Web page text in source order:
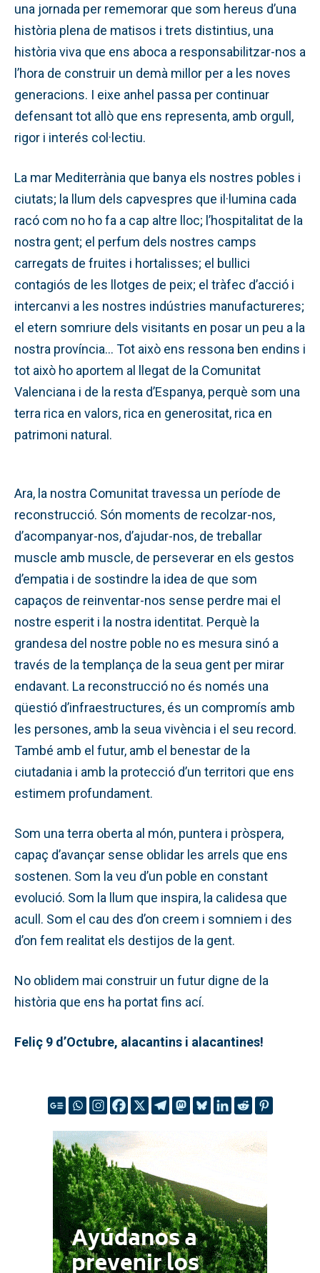
una jornada per rememorar que som hereus d’una
història plena de matisos i trets distintius, una
història viva que ens aboca a responsabilitzar-nos a
l’hora de construir un demà millor per a les noves
generacions. I eixe anhel passa per continuar
defensant tot allò que ens representa, amb orgull,
rigor i interés col·lectiu.
La mar Mediterrània que banya els nostres pobles i
ciutats; la llum dels capvespres que il·lumina cada
racó com no ho fa a cap altre lloc; l’hospitalitat de la
nostra gent; el perfum dels nostres camps
carregats de fruites i hortalisses; el bullici
contagiós de les llotges de peix; el tràfec d’acció i
intercanvi a les nostres indústries manufactureres;
el etern somriure dels visitants en posar un peu a la
nostra província… Tot això ens ressona ben endins i
tot això ho aportem al llegat de la Comunitat
Valenciana i de la resta d’Espanya, perquè som una
terra rica en valors, rica en generositat, rica en
patrimoni natural.
Ara, la nostra Comunitat travessa un període de
reconstrucció. Són moments de recolzar-nos,
d’acompanyar-nos, d’ajudar-nos, de treballar
muscle amb muscle, de perseverar en els gestos
d’empatia i de sostindre la idea de que som
capaços de reinventar-nos sense perdre mai el
nostre esperit i la nostra identitat. Perquè la
grandesa del nostre poble no es mesura sinó a
través de la templança de la seua gent per mirar
endavant. La reconstrucció no és només una
qüestió d’infraestructures, és un compromís amb
les persones, amb la seua vivència i el seu record.
També amb el futur, amb el benestar de la
ciutadania i amb la protecció d’un territori que ens
estimem profundament.
Som una terra oberta al món, puntera i pròspera,
capaç d’avançar sense oblidar les arrels que ens
sostenen. Som la veu d’un poble en constant
evolució. Som la llum que inspira, la calidesa que
acull. Som el cau des d’on creem i somniem i des
d’on fem realitat els destijos de la gent.
No oblidem mai construir un futur digne de la
història que ens ha portat fins ací.
Feliç 9 d’Octubre, alacantins i alacantines!